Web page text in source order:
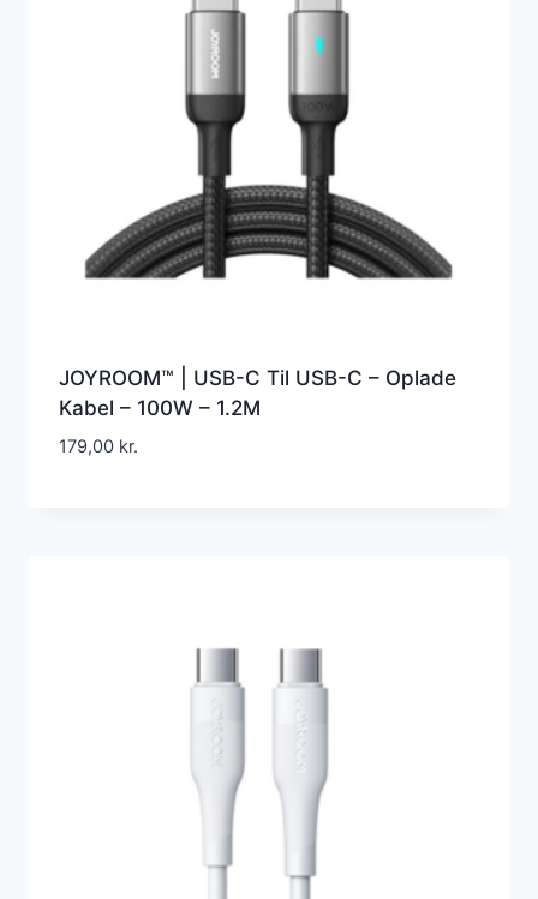
JOYROOM™ | USB-C Til USB-C – Oplade
Kabel – 100W – 1.2M
179,00 kr.